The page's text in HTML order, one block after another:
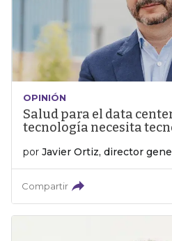
OPINIÓN
Salud para el data
tecnología necesita
por Javier Ortiz, director
Compartir